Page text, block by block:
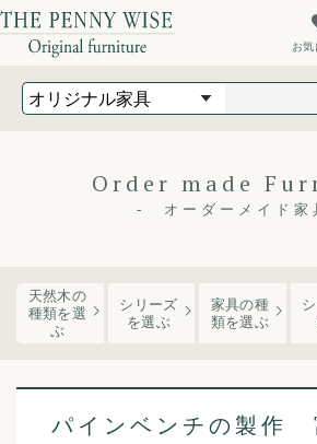
お気
オリジナル家具
ザ・ペニーワイズについて
初めての方へ
会社概要
Order made
オーダーメイド家
天然木の
種類を選
ぶ
シリーズ
を選ぶ
家具の種
類を選ぶ
パインベンチの製作